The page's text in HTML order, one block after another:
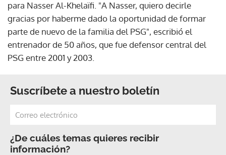
para Nasser Al-Khelaïfi. "A Nasser, quiero decirle
gracias por haberme dado la oportunidad de formar
parte de nuevo de la familia del PSG", escribió el
entrenador de 50 años, que fue defensor central del
PSG entre 2001 y 2003.
Suscríbete a nuestro boletín
¿De cuáles temas quieres recibir
información?